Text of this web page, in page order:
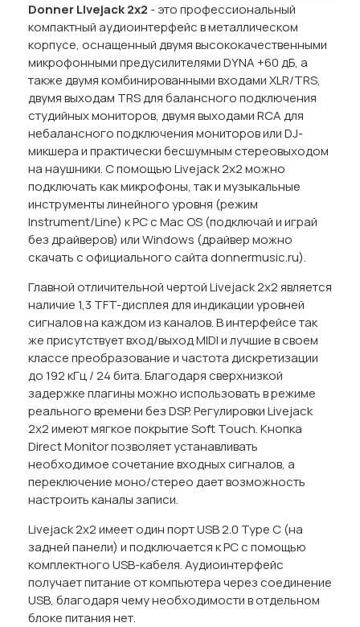
Donner LIvejack 2x2 - это профессиональный
компактный аудиоинтерфейс в металлическом
корпусе, оснащенный двумя высококачественными
микрофонными предусилителями DYNA +60 дБ, а
также двумя комбинированными входами XLR/TRS,
двумя выходам TRS для балансного подключения
студийных мониторов, двумя выходами RСA для
небалансного подключения мониторов или DJ-
микшера и практически бесшумным стереовыходом
на наушники. С помощью Livejack 2x2 можно
подключать как микрофоны, так и музыкальные
инструменты линейного уровня (режим
Instrument/Line) к PC с Mac OS (подключай и играй
без драйверов) или Windows (драйвер можно
скачать с официального сайта donnermusic.ru).
Главной отличительной чертой Livejack 2x2 является
наличие 1,3 TFT-дисплея для индикации уровней
сигналов на каждом из каналов. В интерфейсе так
же присутствует вход/выход MIDI и лучшие в своем
классе преобразование и частота дискретизации
до 192 кГц / 24 бита. Благодаря сверхнизкой
задержке плагины можно использовать в режиме
реального времени без DSP. Регулировки Livejack
2x2 имеют мягкое покрытие Soft Touch. Кнопка
Direct Monitor позволяет устанавливать
необходимое сочетание входных сигналов, а
переключение моно/стерео дает возможность
настроить каналы записи.
Livejack 2x2 имеет один порт USB 2.0 Type C (на
задней панели) и подключается к PC с помощью
комплектного USB-кабеля. Аудиоинтерфейс
получает питание от компьютера через соединение
USB, благодаря чему необходимости в отдельном
блоке питания нет.